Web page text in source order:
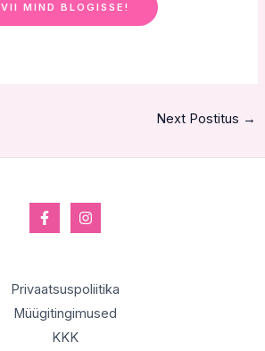
VII MIND BLOGISSE!
Next Postitus →
Privaatsuspoliitika
Müügitingimused
KKK